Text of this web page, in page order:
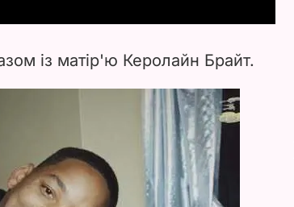
o
із матір'ю Керолайн Брайт.